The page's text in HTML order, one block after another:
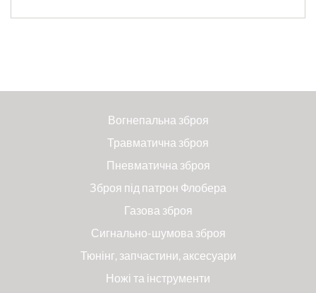
Вогнепальна зброя
Травматична зброя
Пневматична зброя
Зброя під патрон Флобера
Газова зброя
Сигнально-шумова зброя
Тюнінг, запчастини, аксесуари
Ножі та інструменти